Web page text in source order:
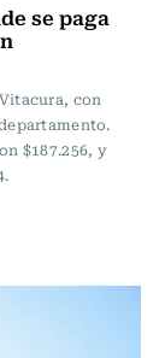
se paga
con
$187.256, y